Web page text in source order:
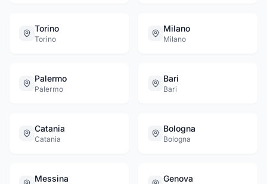
Torino
Torino
Milano
Milano
Palermo
Palermo
Bari
Bari
Catania
Catania
Bologna
Bologna
Messina Genova